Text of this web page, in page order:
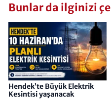
Bunlar da ilginizi
Hendek’te Büyük Elektrik
Kesintisi yaşanacak